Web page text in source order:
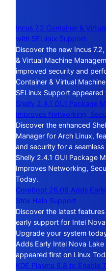
Incus 7.2 Container &
with SELinux Support
Discover the new Incus
& Virtual Machine
improved security and
Container & Virtual
SELinux Support
Shelly 2.4.1 GUI Package
Improves Networking,
Discover the enhanced
Manager for Arch Linux,
and security for a
Shelly 2.4.1 GUI Package
Improves Networking,
Today.
Coreboot 26.06 Adds
Strix Halo Support
Discover the latest
early support for Intel
Upgrade your system
Adds Early Intel Nova
appeared first on Linux
KDE Plasma 6.8 to Enable